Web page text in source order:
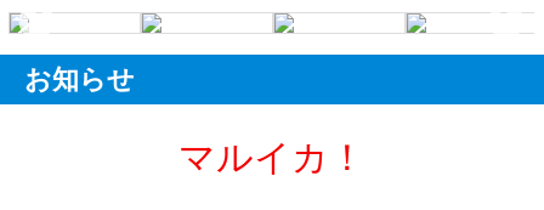
お知らせ
マルイカ！